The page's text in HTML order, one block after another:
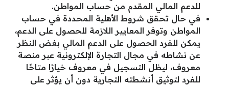
للدعم المالي المقدم من حساب المواطن.
في حال تحقق شروط الأهلية المحددة في حساب
المواطن وتوفر المعايير اللازمة للحصول على الدعم،
يمكن للفرد الحصول على الدعم المالي بغض النظر
عن نشاطه في مجال التجارة الإلكترونية عبر منصة
معروف، ليظل التسجيل في معروف خيارًا متاحًا
للفرد لتوثيق أنشطته التجارية دون أن يؤثر على